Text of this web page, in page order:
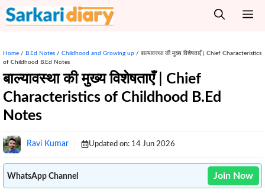
Skip
to
Home / B.Ed Notes / Childhood and Growing up / बाल्यावस्था की मुख्य विशेषताएँ | Chief Characteristics
of Childhood B.Ed Notes
बाल्यावस्था की मुख्य विशेषताएँ | Chief
Characteristics of Childhood B.Ed
Notes
Ravi Kumar Updated on: 14 Jun 2026
WhatsApp Channel Join Now